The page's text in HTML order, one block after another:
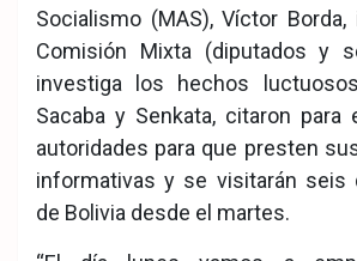
ook
pp
Socialismo (MAS), Víctor
Comisión Mixta (diputados y
investiga los hechos
Sacaba y Senkata, citaron
autoridades para que presten
informativas y se visitarán seis
de Bolivia desde el martes.